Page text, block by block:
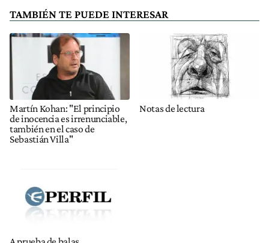
TAMBIÉN TE PUEDE INTERESAR
Martín Kohan: "El principio
de inocencia es irrenunciable,
también en el caso de
Sebastián Villa"
Notas de lectura